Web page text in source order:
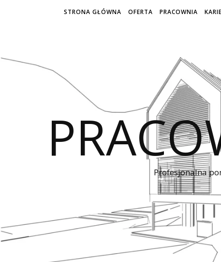
STRONA GŁÓWNA OFERTA PRACOWNIA
Profesjonalna